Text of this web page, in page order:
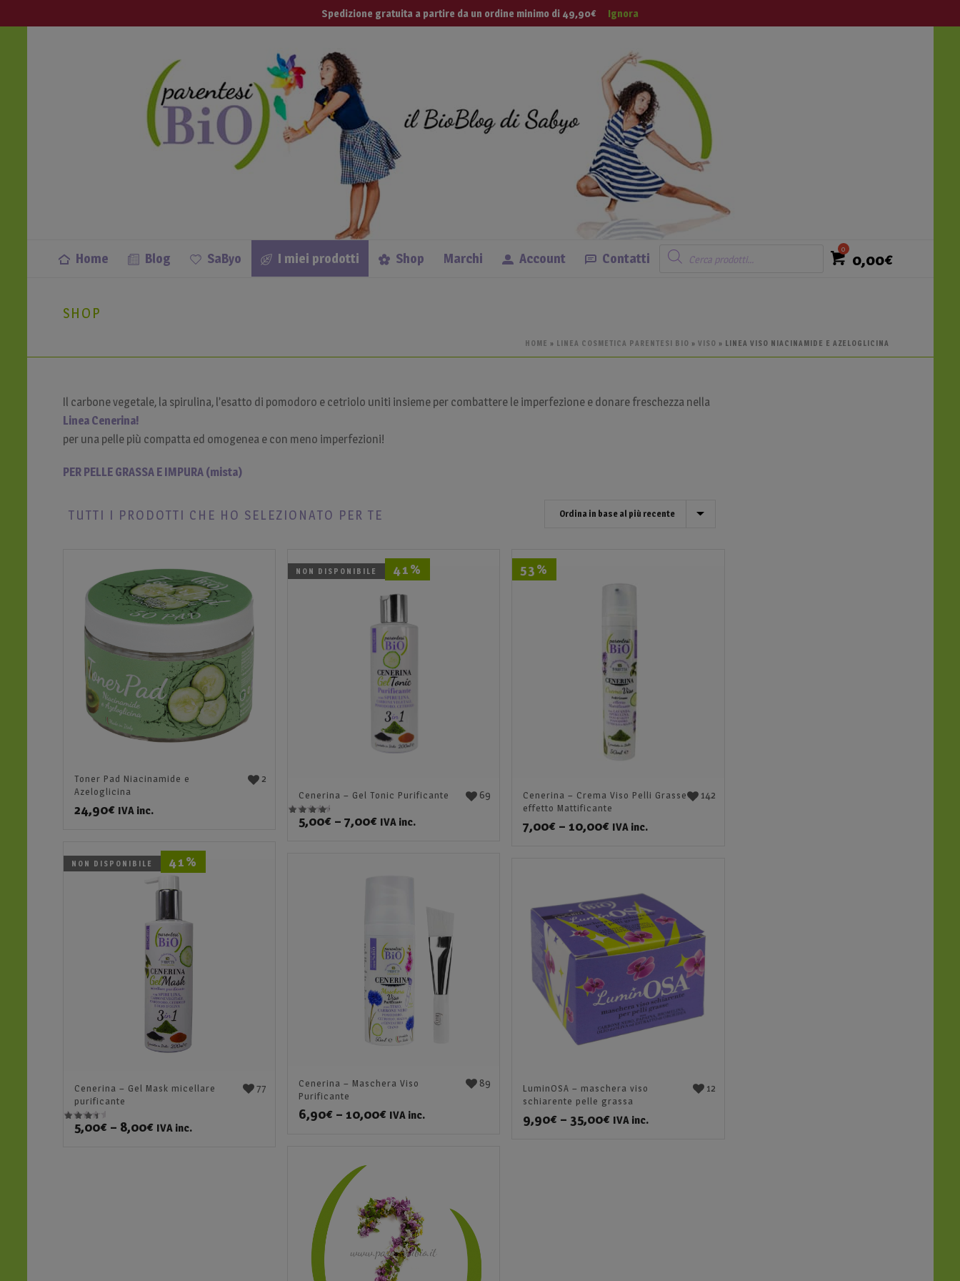
Apri anche tu una Parentesi Bio nella Tua Vita Lingue
Home Blog SaByo I miei prodotti Shop Marchi Account Contatti
prodotti
0,00€
SHOP
HOME » LINEA COSMETICA PARENTESI BIO » VISO » LINEA VISO NIACINAMIDE E AZELOGLICINA
Il carbone vegetale, la spirulina, l’esatto di pomodoro e cetriolo uniti insieme per combattere le imperfezione e donare freschezza nella
Linea Cenerina!
per una pelle più compatta ed omogenea e con meno imperfezioni!
PER PELLE GRASSA E IMPURA (mista)
TUTTI I PRODOTTI CHE HO SELEZIONATO PER TE
2
Toner Pad Niacinamide e
Azeloglicina
24,90€ IVA inc.
NON DISPONIBILE 41%
69
Cenerina – Gel Tonic Purificante
Valutato
5.00su 5
5,00€– 7,00€ IVA inc.
53%
142
Cenerina – Crema Viso Pelli Grasse
effetto Mattificante
7,00€ – 10,00€ IVA inc.
NON DISPONIBILE 41%
77
Cenerina – Gel Mask micellare
purificante
Valutato
4.00su
5,00€– 8,00€ IVA inc.
89
Cenerina – Maschera Viso
Purificante
6,90€– 10,00€ IVA inc.
12
LuminOSA – maschera viso
schiarente pelle grassa
9,90€ – 35,00€ IVA inc.
Spedizione gratuita a partire da un ordine minimo di 49,90€ Ignora
modal-check